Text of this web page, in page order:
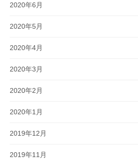
2020年6月
2020年5月
2020年4月
2020年3月
2020年2月
2020年1月
2019年12月
2019年11月